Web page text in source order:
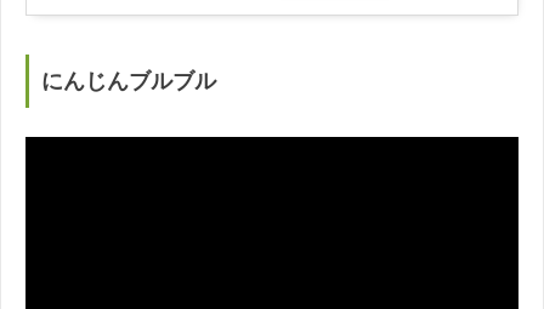
にんじんブルブル